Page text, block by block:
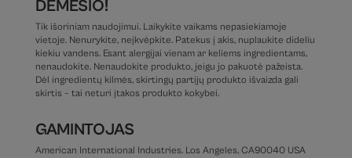
DĖMESIO!
Tik išoriniam naudojimui. Laikykite vaikams nepasiekiamoje
vietoje. Nenurykite, neįkvėpkite. Patekus į akis, nuplaukite dideliu
kiekiu vandens. Esant alergijai vienam ar keliems ingredientams,
nenaudokite. Nenaudokite produkto, jeigu jo pakuotė pažeista.
Dėl ingredientų kilmės, skirtingų partijų produkto išvaizda gali
skirtis – tai neturi įtakos produkto kokybei.
GAMINTOJAS
American International Industries. Los Angeles, CA90040 USA